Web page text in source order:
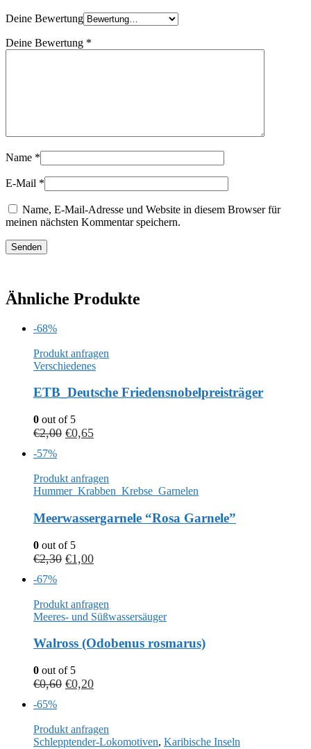
Deine Bewertung
Deine Bewertung *
Name *
E-Mail *
Name, E-Mail-Adresse und Website in diesem Browser für
meinen nächsten Kommentar speichern.
Ähnliche Produkte
-68%
Produkt anfragen
Verschiedenes
ETB_Deutsche Friedensnobelpreisträger
0 out of 5
€2,00 €0,65
-57%
Produkt anfragen
Hummer_Krabben_Krebse_Garnelen
Meerwassergarnele “Rosa Garnele”
0 out of 5
€2,30 €1,00
-67%
Produkt anfragen
Meeres- und Süßwassersäuger
Walross (Odobenus rosmarus)
0 out of 5
€0,60 €0,20
-65%
Produkt anfragen
Schlepptender-Lokomotiven, Karibische Inseln